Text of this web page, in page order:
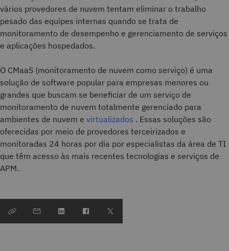
vários provedores de nuvem tentam eliminar o trabalho
pesado das equipes internas quando se trata de
monitoramento de desempenho e gerenciamento de serviços
e aplicações hospedados.
O CMaaS (monitoramento de nuvem como serviço) é uma
solução de software popular para empresas menores ou
grandes que buscam se beneficiar de um serviço de
monitoramento de nuvem totalmente gerenciado para
ambientes de nuvem e virtualizados . Essas soluções são
oferecidas por meio de provedores terceirizados e
monitoradas 24 horas por dia por especialistas da área de TI
que têm acesso às mais recentes tecnologias e serviços de
APM.